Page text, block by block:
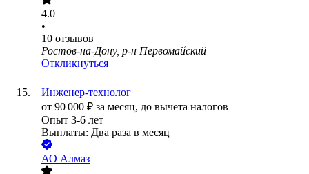
4.0
•
10 отзывов
Ростов-на-Дону, р-н Первомайский
Откликнуться
Инженер-технолог
от 90 000 ₽ за месяц, до вычета налогов
Опыт 3-6 лет
Выплаты: Два раза в месяц
АО Алмаз